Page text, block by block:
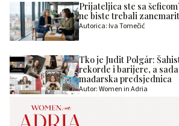
Prijateljica ste sa
ne biste trebali
Autorica: Iva Tomečić
Tko je Judit Polgár:
rekorde i barijere, a
mađarska predsjednica
Autor: Women in Adria